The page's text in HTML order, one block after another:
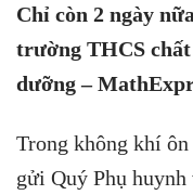
Chỉ còn 2 ngày
trường THCS
dưỡng –
Trong không khí
gửi Quý Phụ huynh